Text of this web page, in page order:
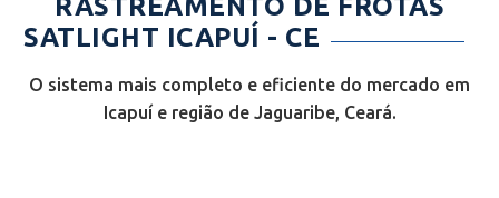
RASTREAMENTO DE FROTAS
SATLIGHT ICAPUÍ - CE
O sistema mais completo e eficiente do mercado em
Icapuí e região de Jaguaribe, Ceará.